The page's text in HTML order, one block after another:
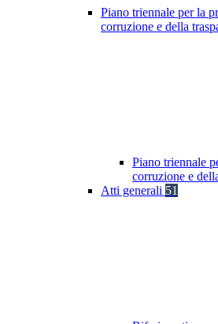
Piano triennale per la
corruzione e della
Piano triennale
corruzione e
Atti generali 51